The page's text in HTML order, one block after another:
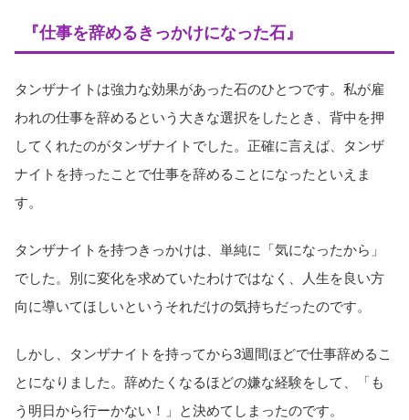
『仕事を辞めるきっかけになった石』
タンザナイトは強力な効果があった石のひとつです。私が雇
われの仕事を辞めるという大きな選択をしたとき、背中を押
してくれたのがタンザナイトでした。正確に言えば、タンザ
ナイトを持ったことで仕事を辞めることになったといえま
す。
タンザナイトを持つきっかけは、単純に「気になったから」
でした。別に変化を求めていたわけではなく、人生を良い方
向に導いてほしいというそれだけの気持ちだったのです。
しかし、タンザナイトを持ってから3週間ほどで仕事辞めるこ
とになりました。辞めたくなるほどの嫌な経験をして、「も
う明日から行ーかない！」と決めてしまったのです。